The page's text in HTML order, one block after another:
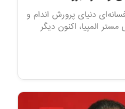
دنیای پرورش اندام و
مستر المپیا، اکنون دیگر